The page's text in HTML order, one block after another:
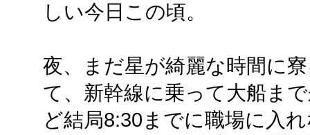
しい今日この頃。
夜、まだ星が綺麗な時間に
て、新幹線に乗って大船ま
ど結局8:30までに職場に入